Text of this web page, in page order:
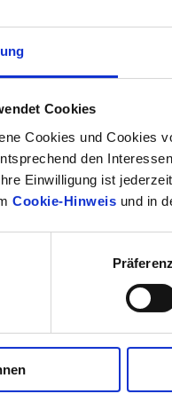
Cookies
Cookies und Cookies
den
Einwilligung ist
Cookie-Hinweis und in
uns finden Sie Ihr